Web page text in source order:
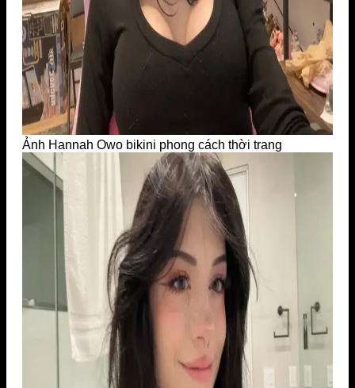
Ảnh Hannah Owo bikini phong cách thời trang